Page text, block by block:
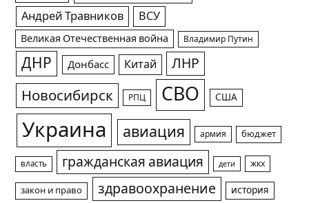
Андрей Травников ВСУ
Великая Отечественная война Владимир Путин
ДНР Донбасс Китай ЛНР
Новосибирск РПЦ СВО США
Украина авиация армия бюджет
власть гражданская авиация дети жкх
закон и право здравоохранение история